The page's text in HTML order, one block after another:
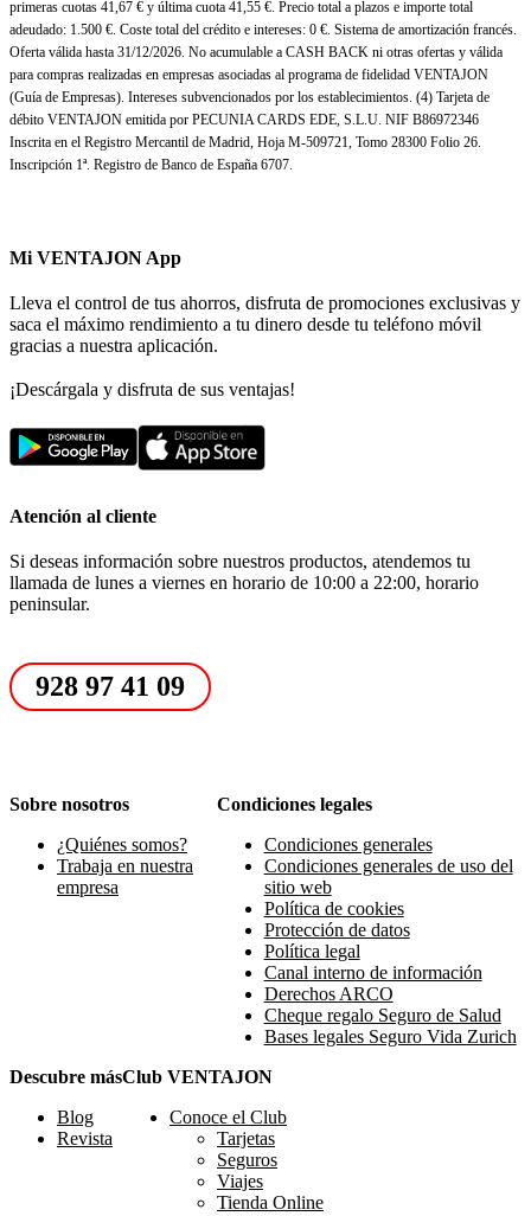
primeras cuotas 41,67 € y última cuota 41,55 €. Precio total a plazos e importe total
adeudado: 1.500 €. Coste total del crédito e intereses: 0 €. Sistema de amortización francés.
Oferta válida hasta 31/12/2026. No acumulable a CASH BACK ni otras ofertas y válida
para compras realizadas en empresas asociadas al programa de fidelidad VENTAJON
(Guía de Empresas). Intereses subvencionados por los establecimientos. (4) Tarjeta de
débito VENTAJON emitida por PECUNIA CARDS EDE, S.L.U. NIF B86972346
Inscrita en el Registro Mercantil de Madrid, Hoja M-509721, Tomo 28300 Folio 26.
Inscripción 1ª. Registro de Banco de España 6707.
Mi VENTAJON App
Lleva el control de tus ahorros, disfruta de promociones exclusivas y
saca el máximo rendimiento a tu dinero desde tu teléfono móvil
gracias a nuestra aplicación.
¡Descárgala y disfruta de sus ventajas!
Atención al cliente
Si deseas información sobre nuestros productos, atendemos tu
llamada de lunes a viernes en horario de 10:00 a 22:00, horario
peninsular.
928 97 41 09
Sobre nosotros
¿Quiénes somos?
Trabaja en nuestra
empresa
Condiciones legales
Condiciones generales
Condiciones generales de uso del
sitio web
Política de cookies
Protección de datos
Política legal
Canal interno de información
Derechos ARCO
Cheque regalo Seguro de Salud
Bases legales Seguro Vida Zurich
Descubre más
Blog
Revista
Club VENTAJON
Conoce el Club
Tarjetas
Seguros
Viajes
Tienda Online